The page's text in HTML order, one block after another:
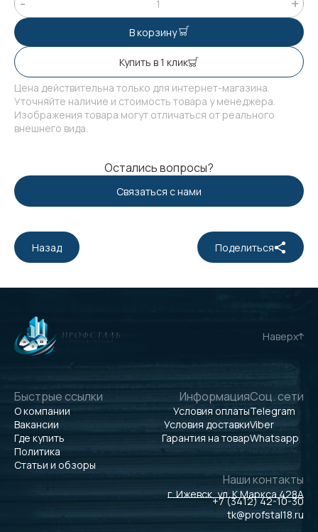
В корзину
Купить в 1 клик
Цена действительна только для интернет-магазина.
Уточняйте наличие и стоимость товара у менеджера.
Изображения товара могут отличаться от реального
внешнего вида.
Остались вопросы?
Связаться с нами
Назад Поделиться
Наверх
Быстрые ссылки
О компании
Вакансии
Где купить
Политика
Статьи и обзоры
Информация
Условия оплаты
Условия доставки
Гарантия на товар
Соц. сети
Telegram
Viber
Whatsapp
Наши контакты
г. Ижевск, ул. К.Маркса 428А
+7 (3412) 42-10-30
tk@profstal18.ru